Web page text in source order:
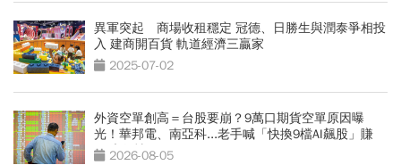
異軍突起 商場收租穩定 冠德、日勝生與潤泰爭相投
入 建商開百貨 軌道經濟三贏家
2025-07-02
外資空單創高＝台股要崩？9萬口期貨空單原因曝
光！華邦電、南亞科...老手喊「快換9檔AI飆股」賺
Q3大行情
2026-08-05